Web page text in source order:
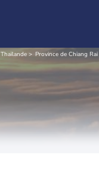
Thaïlande Province de Chiang Rai